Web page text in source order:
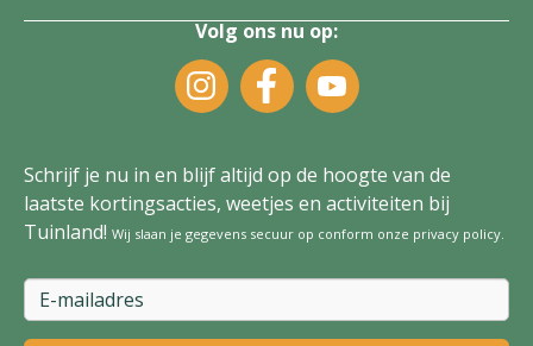
Volg ons nu op:
Schrijf je nu in en blijf altijd op de hoogte van de
laatste kortingsacties, weetjes en activiteiten bij
Tuinland! Wij slaan je gegevens secuur op conform onze privacy policy